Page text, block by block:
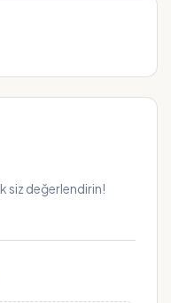
siz değerlendirin!